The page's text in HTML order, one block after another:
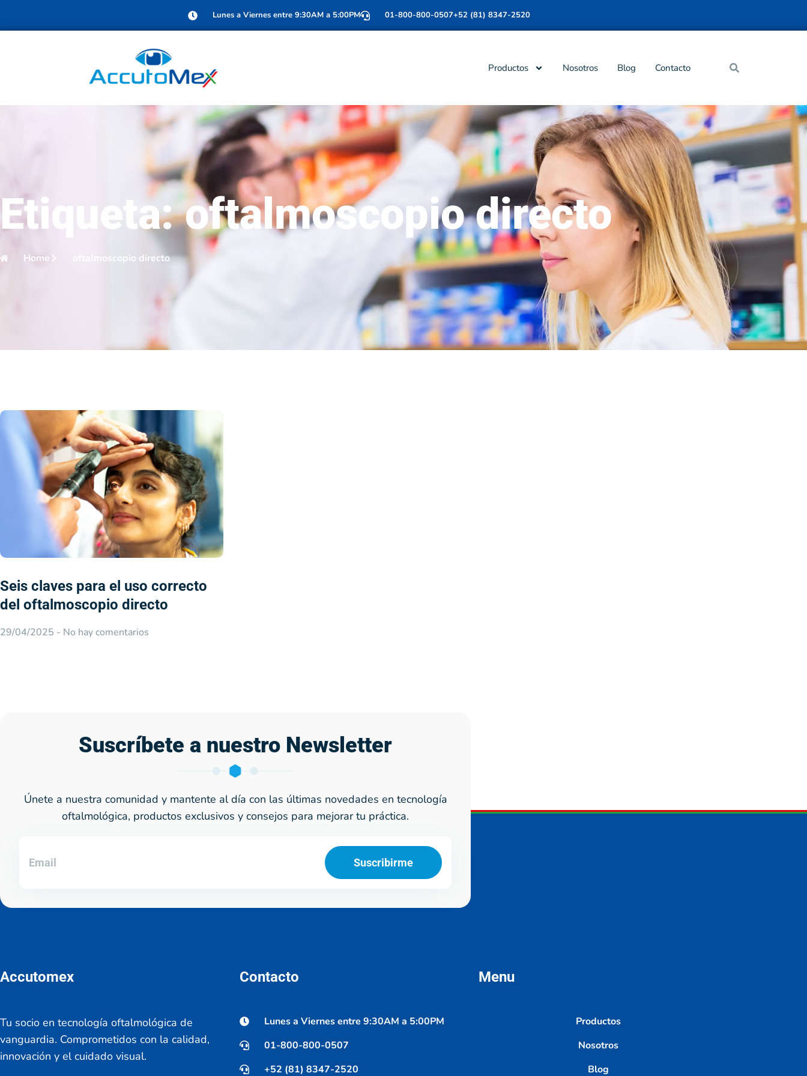
Lunes a Viernes entre 9:30AM a 5:00PM 01-800-800-0507+52 (81) 8347-2520
Productos Nosotros Blog Contacto
Etiqueta: oftalmoscopio directo
Home oftalmoscopio directo
Seis claves para el uso correcto
del oftalmoscopio directo
29/04/2025 No hay comentarios
Suscríbete a nuestro Newsletter
Únete a nuestra comunidad y mantente al día con las últimas novedades en tecnología
oftalmológica, productos exclusivos y consejos para mejorar tu práctica.
Suscribirme
Accutomex
Tu socio en tecnología oftalmológica de
vanguardia. Comprometidos con la calidad,
innovación y el cuidado visual.
Contacto
Lunes a Viernes entre 9:30AM a 5:00PM
01-800-800-0507
+52 (81) 8347-2520
Menu
Productos
Nosotros
Blog